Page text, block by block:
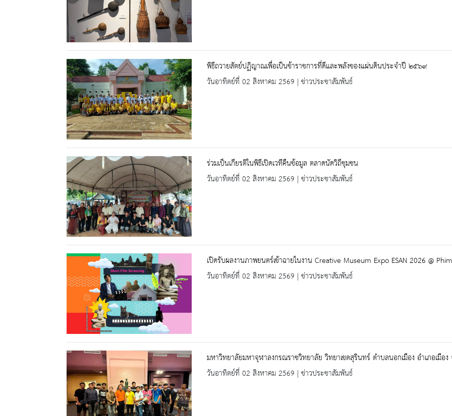
พิธีถวายสัตย์ปฏิญาณเพื่อเป็นข้าราชการที่ดีและพลังของแผ่นดินประจำปี ๒๕๖๙
วันอาทิตย์ที่ 02 สิงหาคม 2569 | ข่าวประชาสัมพันธ์
ร่วมเป็นเกียรติในพิธีเปิดเวทีคืนข้อมูล ตลาดนัดวิถีชุมชน
วันอาทิตย์ที่ 02 สิงหาคม 2569 | ข่าวประชาสัมพันธ์
เปิดรับผลงานภาพยนตร์เข้าฉายในงาน Creative Museum Expo ESAN 2026 @
วันอาทิตย์ที่ 02 สิงหาคม 2569 | ข่าวประชาสัมพันธ์
มหาวิทยาลัยมหาจุฬาลงกรณราชวิทยาลัย วิทยาเขตสุรินทร์ ตำบลนอกเมือง อำเภอเมือ
วันอาทิตย์ที่ 02 สิงหาคม 2569 | ข่าวประชาสัมพันธ์